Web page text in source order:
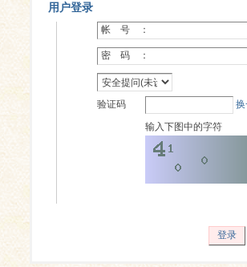
用户登录
帐 号 ：
密 码 ：
验证码
输入下图中的字符
登录